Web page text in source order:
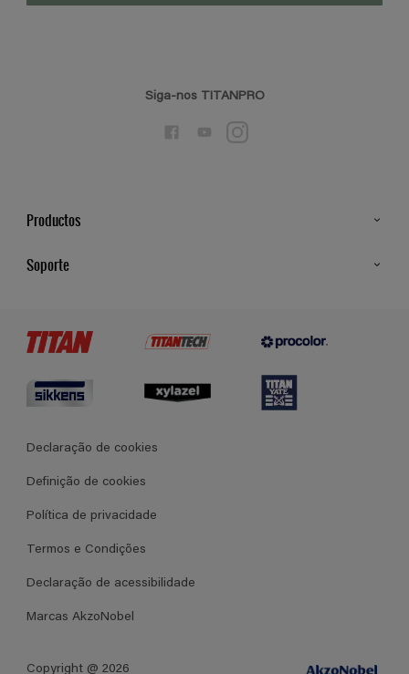
Siga-nos TITANPRO
Productos
Soporte
Termos e Condições Gerais de Venda
Declaração de cookies
Definição de cookies
Política de privacidade
Termos e Condições
Declaração de acessibilidade
Marcas AkzoNobel
Copyright @ 2026